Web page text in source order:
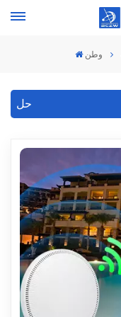
وطن
حل